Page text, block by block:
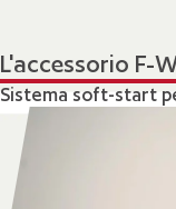
L'accessorio F-
Sistema soft-start